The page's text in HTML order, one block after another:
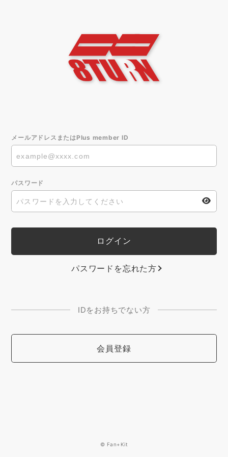
メールアドレスまたはPlus member ID
パスワード
パスワードを忘れた方
IDをお持ちでない方
会員登録
© Fan+Kit